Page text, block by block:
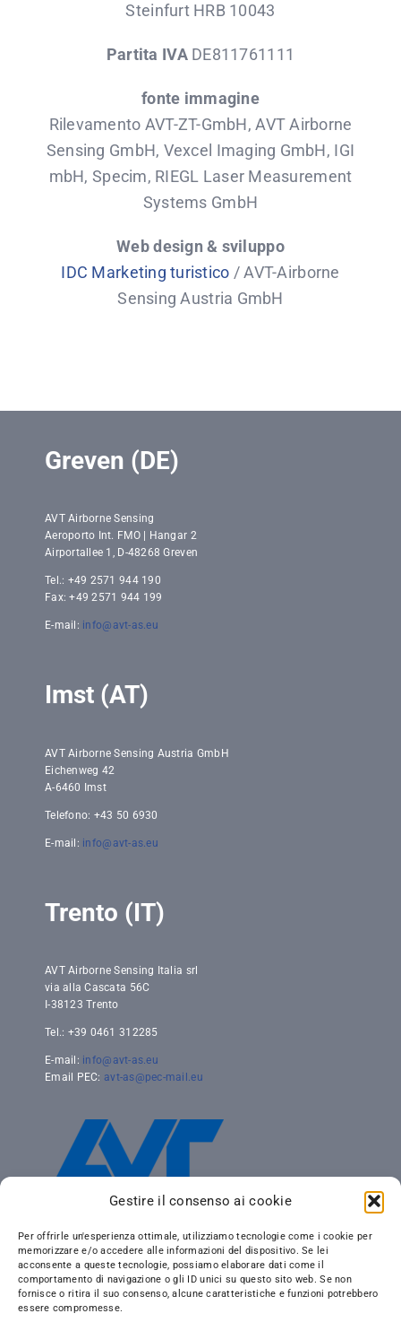
Gestire il consenso ai cookie
Per offrirle un'esperienza ottimale, utilizziamo tecnologie come i cookie per
memorizzare e/o accedere alle informazioni del dispositivo. Se lei
acconsente a queste tecnologie, possiamo elaborare dati come il
comportamento di navigazione o gli ID unici su questo sito web. Se non
fornisce o ritira il suo consenso, alcune caratteristiche e funzioni potrebbero
essere compromesse.
Steinfurt HRB 10043
Partita IVADE811761111
fonte immagine
Rilevamento AVT-ZT-GmbH, AVT Airborne
Sensing GmbH, Vexcel Imaging GmbH, IGI
mbH, Specim, RIEGL Laser Measurement
Systems GmbH
Web design & sviluppo
IDC Marketing turistico / AVT-Airborne
Sensing Austria GmbH
Greven (DE)
AVT Airborne Sensing
Aeroporto Int. FMO | Hangar 2
Airportallee 1, D-48268 Greven
Tel.: +49 2571 944 190
Fax: +49 2571 944 199
E-mail: info@avt-as.eu
Imst (AT)
AVT Airborne Sensing Austria GmbH
Eichenweg 42
A-6460 Imst
Telefono: +43 50 6930
E-mail: info@avt-as.eu
Trento (IT)
AVT Airborne Sensing Italia srl
via alla Cascata 56C
I-38123 Trento
Tel.: +39 0461 312285
E-mail: info@avt-as.eu
Email PEC: avt-as@pec-mail.eu